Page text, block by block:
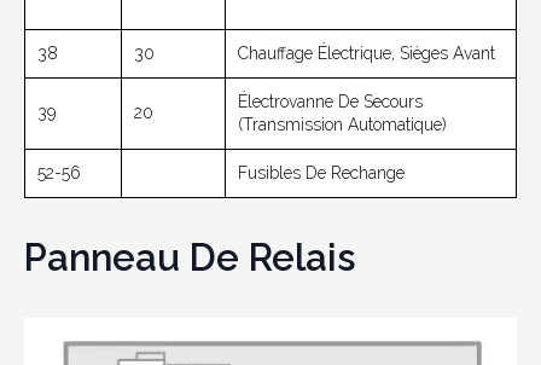
38 30 Chauffage Électrique, Sièges Avant
39 20
Électrovanne De Secours
(transmission Automatique)
52-56 Fusibles De Rechange
Panneau De Relais